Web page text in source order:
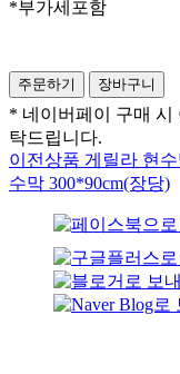
*부가세포함
* 네이버페이 구매 시
탁드립니다.
이전상품 게릴라 현
수막 300*90cm(장당)